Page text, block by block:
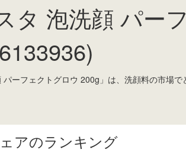
タ 泡洗顔 パー
パーフェクトグロウ 200g」は、洗顔料の市場
アのランキング